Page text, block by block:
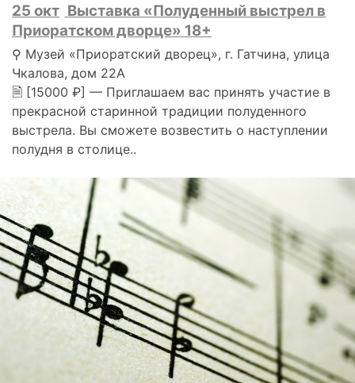
25 окт Выставка «Полуденный выстрел в
Приоратском дворце» 18+
⚲ Музей «Приоратский дворец», г. Гатчина, улица
Чкалова, дом 22А
🗎 [15000 ₽] — Приглашаем вас принять участие в
прекрасной старинной традиции полуденного
выстрела. Вы сможете возвестить о наступлении
полудня в столице..